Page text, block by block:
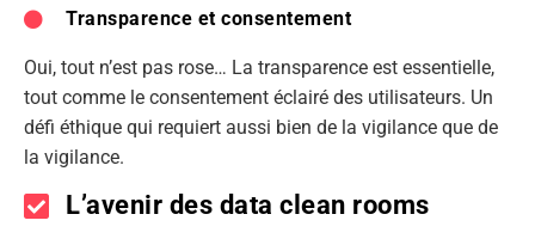
Transparence et consentement
Oui, tout n’est pas rose… La transparence est essentielle,
tout comme le consentement éclairé des utilisateurs. Un
défi éthique qui requiert aussi bien de la vigilance que de
la vigilance.
L’avenir des data clean rooms